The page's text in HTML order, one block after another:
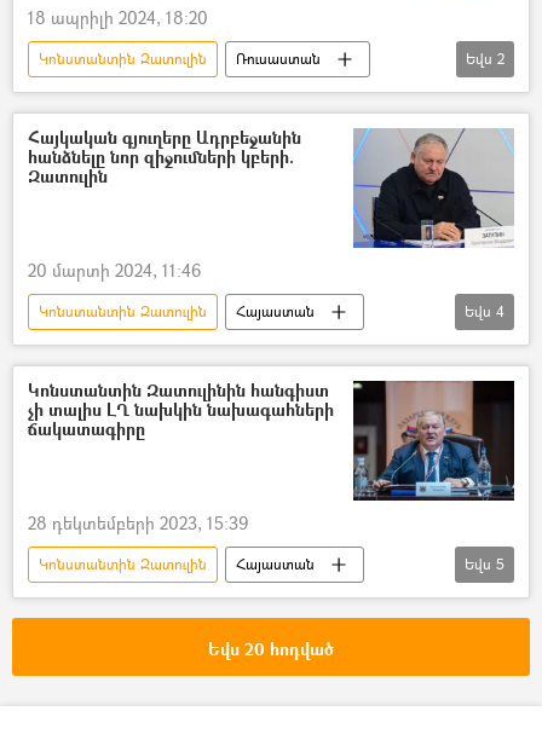
18 ապրիլի 2024, 18:20
Կոնստանտին Զատուլին
Ռուսաստան
Իրանի Իսլամական Հանրապետություն
Պայմանագիր
Եվս 2
Հայկական գյուղերը Ադրբեջանին
հանձնելը նոր զիջումների կբերի.
Զատուլին
20 մարտի 2024, 11:46
Կոնստանտին Զատուլին
Հայաստան
հայ-ադրբեջանական
Ադրբեջան
Ռուսաստան
Տավուշ
Եվս 4
Կոնստանտին Զատուլինին հանգիստ
չի տալիս ԼՂ նախկին նախագահների
ճակատագիրը
28 դեկտեմբերի 2023, 15:39
Կոնստանտին Զատուլին
Հայաստան
Ռուսաստան
Արցախ
Նախագահ
Եվս 5
Եվս 20 հոդված